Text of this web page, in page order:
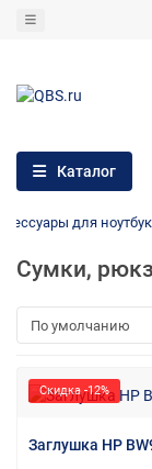
Каталог
для
Сумки,
Скидка -12%
Заглушка HP